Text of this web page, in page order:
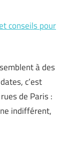
conseils pour
à des
c’est
de Paris :
indifférent,